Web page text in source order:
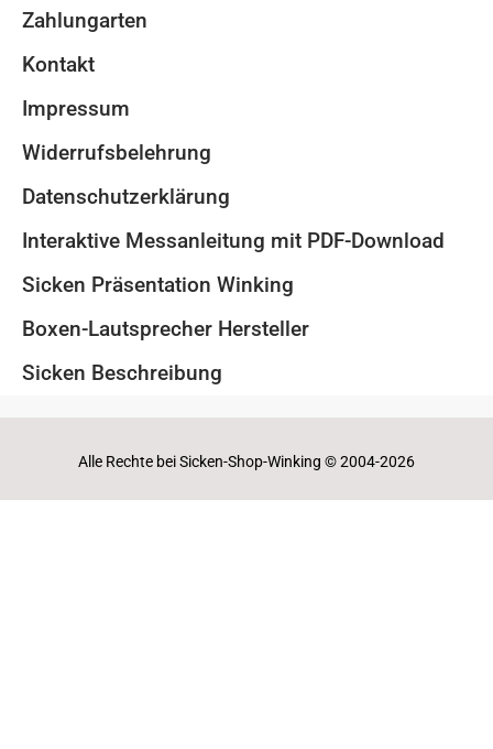
Zahlungarten
Kontakt
Impressum
Widerrufsbelehrung
Datenschutzerklärung
Interaktive Messanleitung mit PDF-Download
Sicken Präsentation Winking
Boxen-Lautsprecher Hersteller
Sicken Beschreibung
Alle Rechte bei Sicken-Shop-Winking © 2004-2026